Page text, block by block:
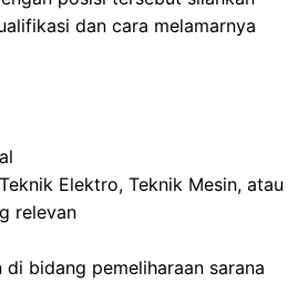
dan cara melamarnya
Elektro, Teknik Mesin, atau
relevan
di bidang pemeliharaan sarana